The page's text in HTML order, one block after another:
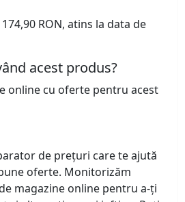
RON, atins la data de
acest produs?
online cu oferte pentru acest
de prețuri care te ajută
oferte. Monitorizăm
magazine online pentru a-ți